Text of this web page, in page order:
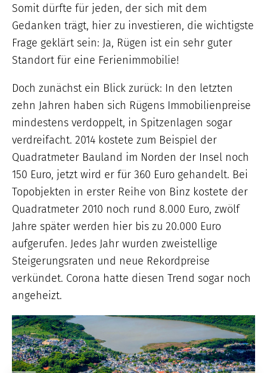
Somit dürfte für jeden, der sich mit dem
Gedanken trägt, hier zu investieren, die wichtigste
Frage geklärt sein: Ja, Rügen ist ein sehr guter
Standort für eine Ferienimmobilie!
Doch zunächst ein Blick zurück: In den letzten
zehn Jahren haben sich Rügens Immobilienpreise
mindestens verdoppelt, in Spitzenlagen sogar
verdreifacht. 2014 kostete zum Beispiel der
Quadratmeter Bauland im Norden der Insel noch
150 Euro, jetzt wird er für 360 Euro gehandelt. Bei
Topobjekten in erster Reihe von Binz kostete der
Quadratmeter 2010 noch rund 8.000 Euro, zwölf
Jahre später werden hier bis zu 20.000 Euro
aufgerufen. Jedes Jahr wurden zweistellige
Steigerungsraten und neue Rekordpreise
verkündet. Corona hatte diesen Trend sogar noch
angeheizt.